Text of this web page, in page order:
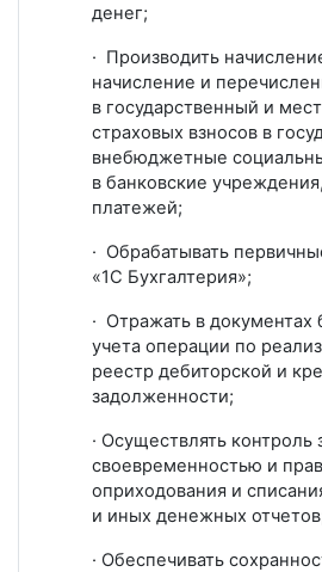
денег;
· Производить
начисление и
в государственный и
страховых взносов в
внебюджетные
в банковские
платежей;
· Обрабатывать
«1С Бухгалтерия»;
· Отражать в документах
учета операции по
реестр дебиторской и
задолженности;
· Осуществлять контроль
своевременностью и
оприходования и
и иных денежных
· Обеспечивать